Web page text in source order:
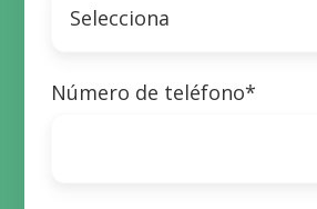
Número de teléfono*